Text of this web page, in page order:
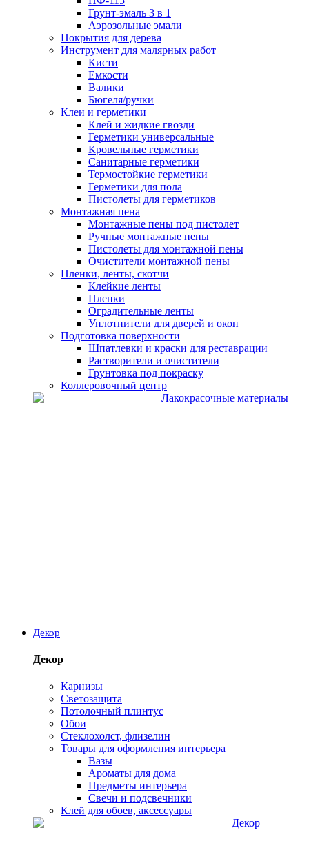
Грунт-эмаль 3 в 1
Аэрозольные эмали
Покрытия для дерева
Инструмент для малярных работ
Кисти
Емкости
Валики
Бюгеля/ручки
Клеи и герметики
Клей и жидкие гвозди
Герметики универсальные
Кровельные герметики
Санитарные герметики
Термостойкие герметики
Герметики для пола
Пистолеты для герметиков
Монтажная пена
Монтажные пены под пистолет
Ручные монтажные пены
Пистолеты для монтажной пены
Очистители монтажной пены
Пленки, ленты, скотчи
Клейкие ленты
Пленки
Оградительные ленты
Уплотнители для дверей и окон
Подготовка поверхности
Шпатлевки и краски для реставрации
Растворители и очистители
Грунтовка под покраску
Коллеровочный центр
Декор
Декор
Карнизы
Светозащита
Потолочный плинтус
Обои
Стеклохолст, флизелин
Товары для оформления интерьера
Вазы
Ароматы для дома
Предметы интерьера
Свечи и подсвечники
Клей для обоев, аксессуары